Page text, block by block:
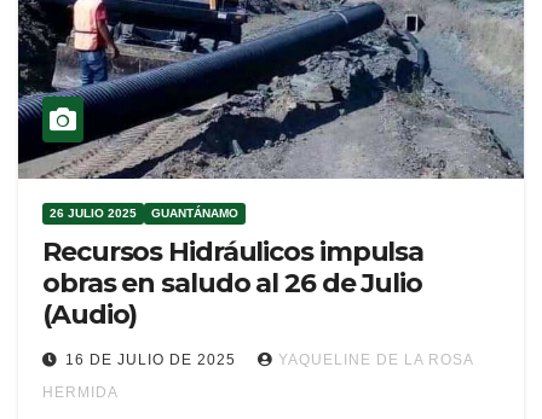
26 JULIO 2025 GUANTÁNAMO
Recursos Hidráulicos impulsa
obras en saludo al 26 de Julio
(Audio)
16 DE JULIO DE 2025
YAQUELINE DE LA ROSA
HERMIDA